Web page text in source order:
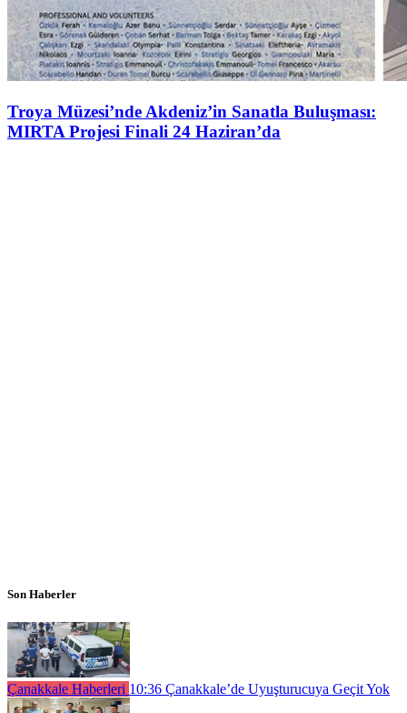
Troya Müzesi’nde Akdeniz’in Sanatla Buluşması:
MIRTA Projesi Finali 24 Haziran’da
Son Haberler
Çanakkale Haberleri 10:36 Çanakkale’de Uyuşturucuya Geçit Yok